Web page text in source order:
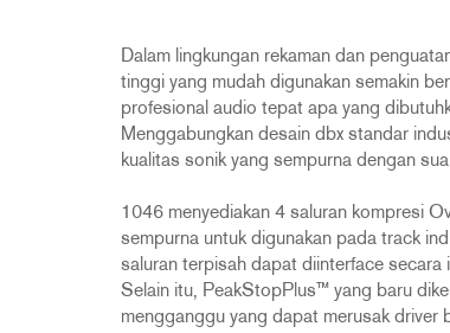
iEQ31
530
Di1
DJDI
DI4
Dalam lingkungan rekaman dan
tinggi yang mudah digunakan semakin
profesional audio tepat apa yang
Menggabungkan desain dbx standar
kualitas sonik yang sempurna dengan
1046 menyediakan 4 saluran kompresi
sempurna untuk digunakan pada track
saluran terpisah dapat diinterface secara
Selain itu, PeakStopPlus™ yang baru
mengganggu yang dapat merusak